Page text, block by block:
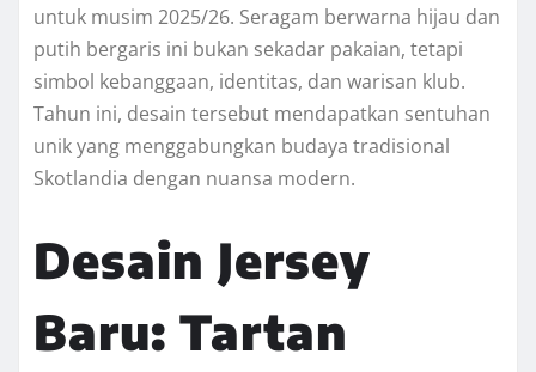
untuk musim 2025/26. Seragam berwarna hijau dan
putih bergaris ini bukan sekadar pakaian, tetapi
simbol kebanggaan, identitas, dan warisan klub.
Tahun ini, desain tersebut mendapatkan sentuhan
unik yang menggabungkan budaya tradisional
Skotlandia dengan nuansa modern.
Desain Jersey
Baru: Tartan